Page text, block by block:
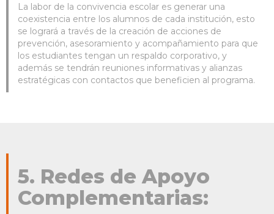
La labor de la convivencia escolar es generar una
coexistencia entre los alumnos de cada institución, esto
se logrará a través de la creación de acciones de
prevención, asesoramiento y acompañamiento para que
los estudiantes tengan un respaldo corporativo, y
además se tendrán reuniones informativas y alianzas
estratégicas con contactos que beneficien al programa.
5. Redes de Apoyo
Complementarias: